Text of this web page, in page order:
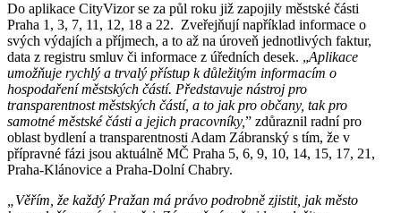
Do aplikace CityVizor se za půl roku již zapojily městské části
Praha 1, 3, 7, 11, 12, 18 a 22. Zveřejňují například informace o
svých výdajích a příjmech, a to až na úroveň jednotlivých faktur,
data z registru smluv či informace z úředních desek. „Aplikace
umožňuje rychlý a trvalý přístup k důležitým informacím o
hospodaření městských částí. Představuje nástroj pro
transparentnost městských částí, a to jak pro občany, tak pro
samotné městské části a jejich pracovníky,” zdůraznil radní pro
oblast bydlení a transparentnosti Adam Zábranský s tím, že v
přípravné fázi jsou aktuálně MČ Praha 5, 6, 9, 10, 14, 15, 17, 21,
Praha-Klánovice a Praha-Dolní Chabry.
„Věřím, že každý Pražan má právo podrobně zjistit, jak město